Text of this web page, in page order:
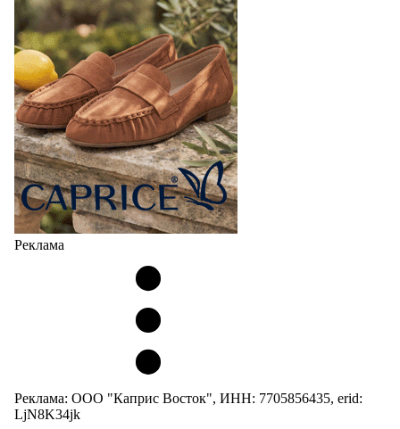
Реклама
Реклама: ООО "Каприс Восток", ИНН: 7705856435, erid:
LjN8K34jk